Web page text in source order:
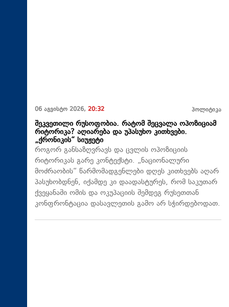
06 აგვისტო 2026, 20:32 პოლიტიკა
შეკვეთილი რუსოფობია. რატომ შეცვალა ოპოზიციამ
რიტორიკა? აღიარება და უპასუხო კითხვები.
„ქრონიკის“ სიუჟეტი
როგორ განსაზღვრავს და ცვლის ოპოზიციის
რიტორიკას გარე კონტექსტი. „ნაციონალური
მოძრაობის“ წარმომადგენლები დღეს კითხვებს აღარ
პასუხობდნენ, იქამდე კი დაადასტურეს, რომ საკუთარ
ქვეყანაში ომის და ოკუპაციის შემდეგ რუსეთთან
კონფრონტაცია დასავლეთის გამო არ სჭირდებოდათ.